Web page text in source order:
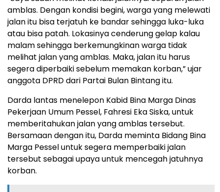
amblas. Dengan kondisi begini, warga yang melewati
jalan itu bisa terjatuh ke bandar sehingga luka-luka
atau bisa patah. Lokasinya cenderung gelap kalau
malam sehingga berkemungkinan warga tidak
melihat jalan yang amblas. Maka, jalan itu harus
segera diperbaiki sebelum memakan korban,” ujar
anggota DPRD dari Partai Bulan Bintang itu.
Darda lantas menelepon Kabid Bina Marga Dinas
Pekerjaan Umum Pessel, Fahresi Eka Siska, untuk
memberitahukan jalan yang amblas tersebut.
Bersamaan dengan itu, Darda meminta Bidang Bina
Marga Pessel untuk segera memperbaiki jalan
tersebut sebagai upaya untuk mencegah jatuhnya
korban.